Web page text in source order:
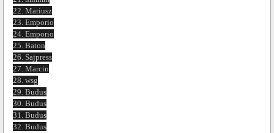
22. Mariusz
23. Emporio
24. Emporio
25. Baton
26. Sajpress
27. Marcin
28. wsg
29. Budus
30. Budus
31. Budus
32. Budus